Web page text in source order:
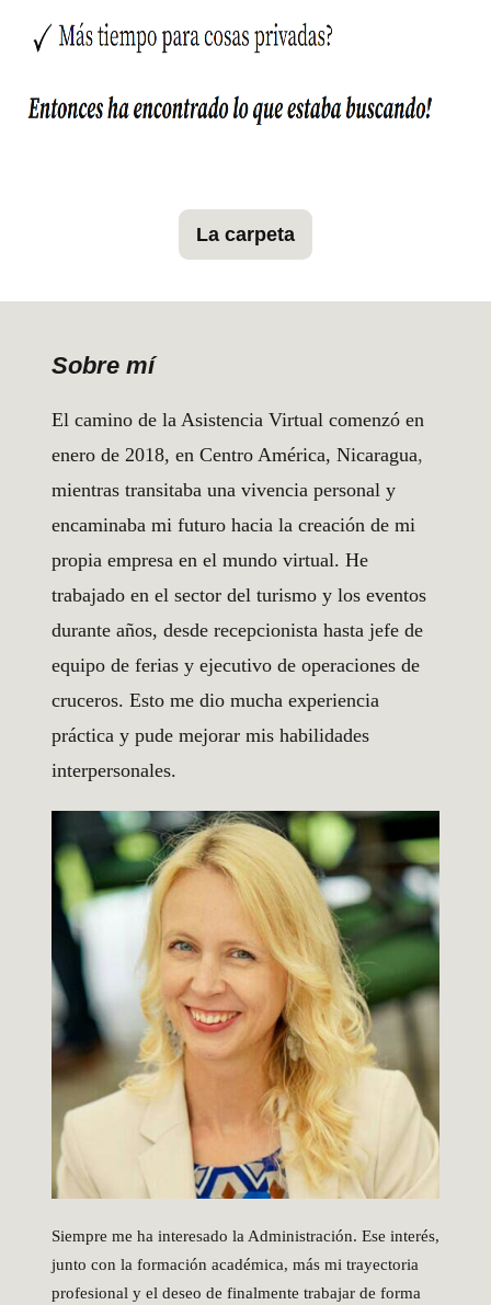
La carpeta
Sobre mí
El camino de la Asistencia Virtual comenzó en
enero de 2018, en Centro América, Nicaragua,
mientras transitaba una vivencia personal y
encaminaba mi futuro hacia la creación de mi
propia empresa en el mundo virtual. He
trabajado en el sector del turismo y los eventos
durante años, desde recepcionista hasta jefe de
equipo de ferias y ejecutivo de operaciones de
cruceros. Esto me dio mucha experiencia
práctica y pude mejorar mis habilidades
interpersonales.
Siempre me ha interesado la Administración. Ese interés,
junto con la formación académica, más mi trayectoria
profesional y el deseo de finalmente trabajar de forma